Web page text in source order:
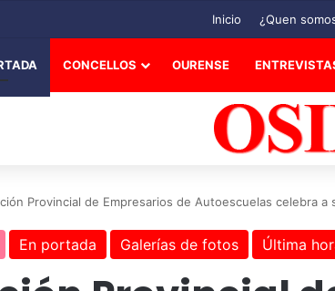
Inicio ¿Quen
CONCELLOS OURENSE
Provincial de Empresarios de Autoescuelas celebra a
En portada Galerías de fotos Última